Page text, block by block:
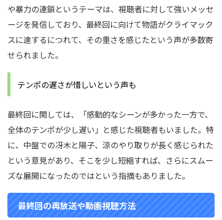
や暴力の連鎖というテーマは、視聴者に対して強いメッセ
ージを発信しており、最終回に向けて物語がクライマック
スに達するにつれて、その重さを感じたという声が多数寄
せられました。
テンポの遅さが惜しいという声も
最終回に関しては、「感動的なシーンが多かった一方で、
全体のテンポが少し遅い」と感じた視聴者もいました。特
に、中盤での冴木と陽子、涼のやり取りが長く感じられた
という意見があり、そこを少し短縮すれば、さらにスムー
ズな展開になったのではという指摘もありました。
最終回の再放送や動画視聴方法